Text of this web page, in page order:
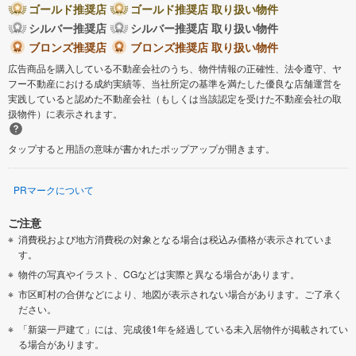
ゴールド推奨店
ゴールド推奨店 取り扱い物件
シルバー推奨店
シルバー推奨店 取り扱い物件
ブロンズ推奨店
ブロンズ推奨店 取り扱い物件
広告商品を購入している不動産会社のうち、物件情報の正確性、法令遵守、ヤ
フー不動産における成約実績等、当社所定の基準を満たした優良な店舗運営を
実践していると認めた不動産会社（もしくは当該認定を受けた不動産会社の取
扱物件）に表示されます。
タップすると用語の意味が書かれたポップアップが開きます。
PRマークについて
ご注意
消費税および地方消費税の対象となる場合は税込み価格が表示されていま
す。
物件の写真やイラスト、CGなどは実際と異なる場合があります。
市区町村の合併などにより、地図が表示されない場合があります。ご了承く
ださい。
「新築一戸建て」には、完成後1年を経過している未入居物件が掲載されてい
る場合があります。